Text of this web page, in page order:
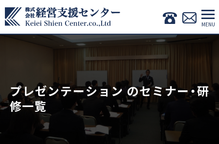
プレゼンテーション のセミナー・研
修一覧